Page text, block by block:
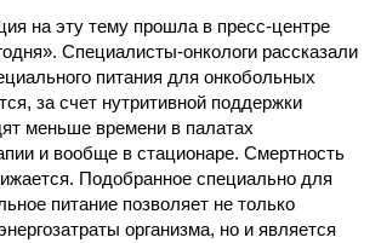
на эту тему прошла в пресс-центре
Специалисты-онкологи рассказали
питания для онкобольных
за счет нутритивной поддержки
меньше времени в палатах
и вообще в стационаре. Смертность
Подобранное специально для
питание позволяет не только
организма, но и является